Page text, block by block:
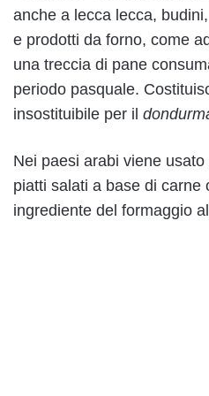
anche a lecca lecca,
e prodotti da forno, come
una treccia di pane
periodo pasquale.
insostituibile per il
Nei paesi arabi viene
piatti salati a base di carne
ingrediente del formaggio